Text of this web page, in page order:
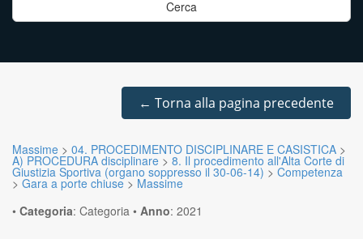
← Torna alla pagina precedente
Massime > 04. PROCEDIMENTO DISCIPLINARE E CASISTICA >
A) PROCEDURA disciplinare > 8. Il procedimento all'Alta Corte di
Giustizia Sportiva (organo soppresso il 30-06-14) > Competenza
> Gara a porte chiuse> Massime
• Categoria: Categoria • Anno: 2021